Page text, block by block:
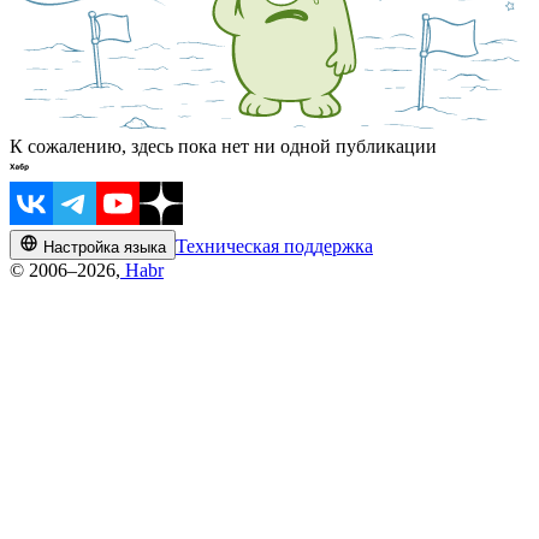
К сожалению, здесь пока нет ни одной публикации
Настройка языка Техническая поддержка
© 2006–2026, Habr